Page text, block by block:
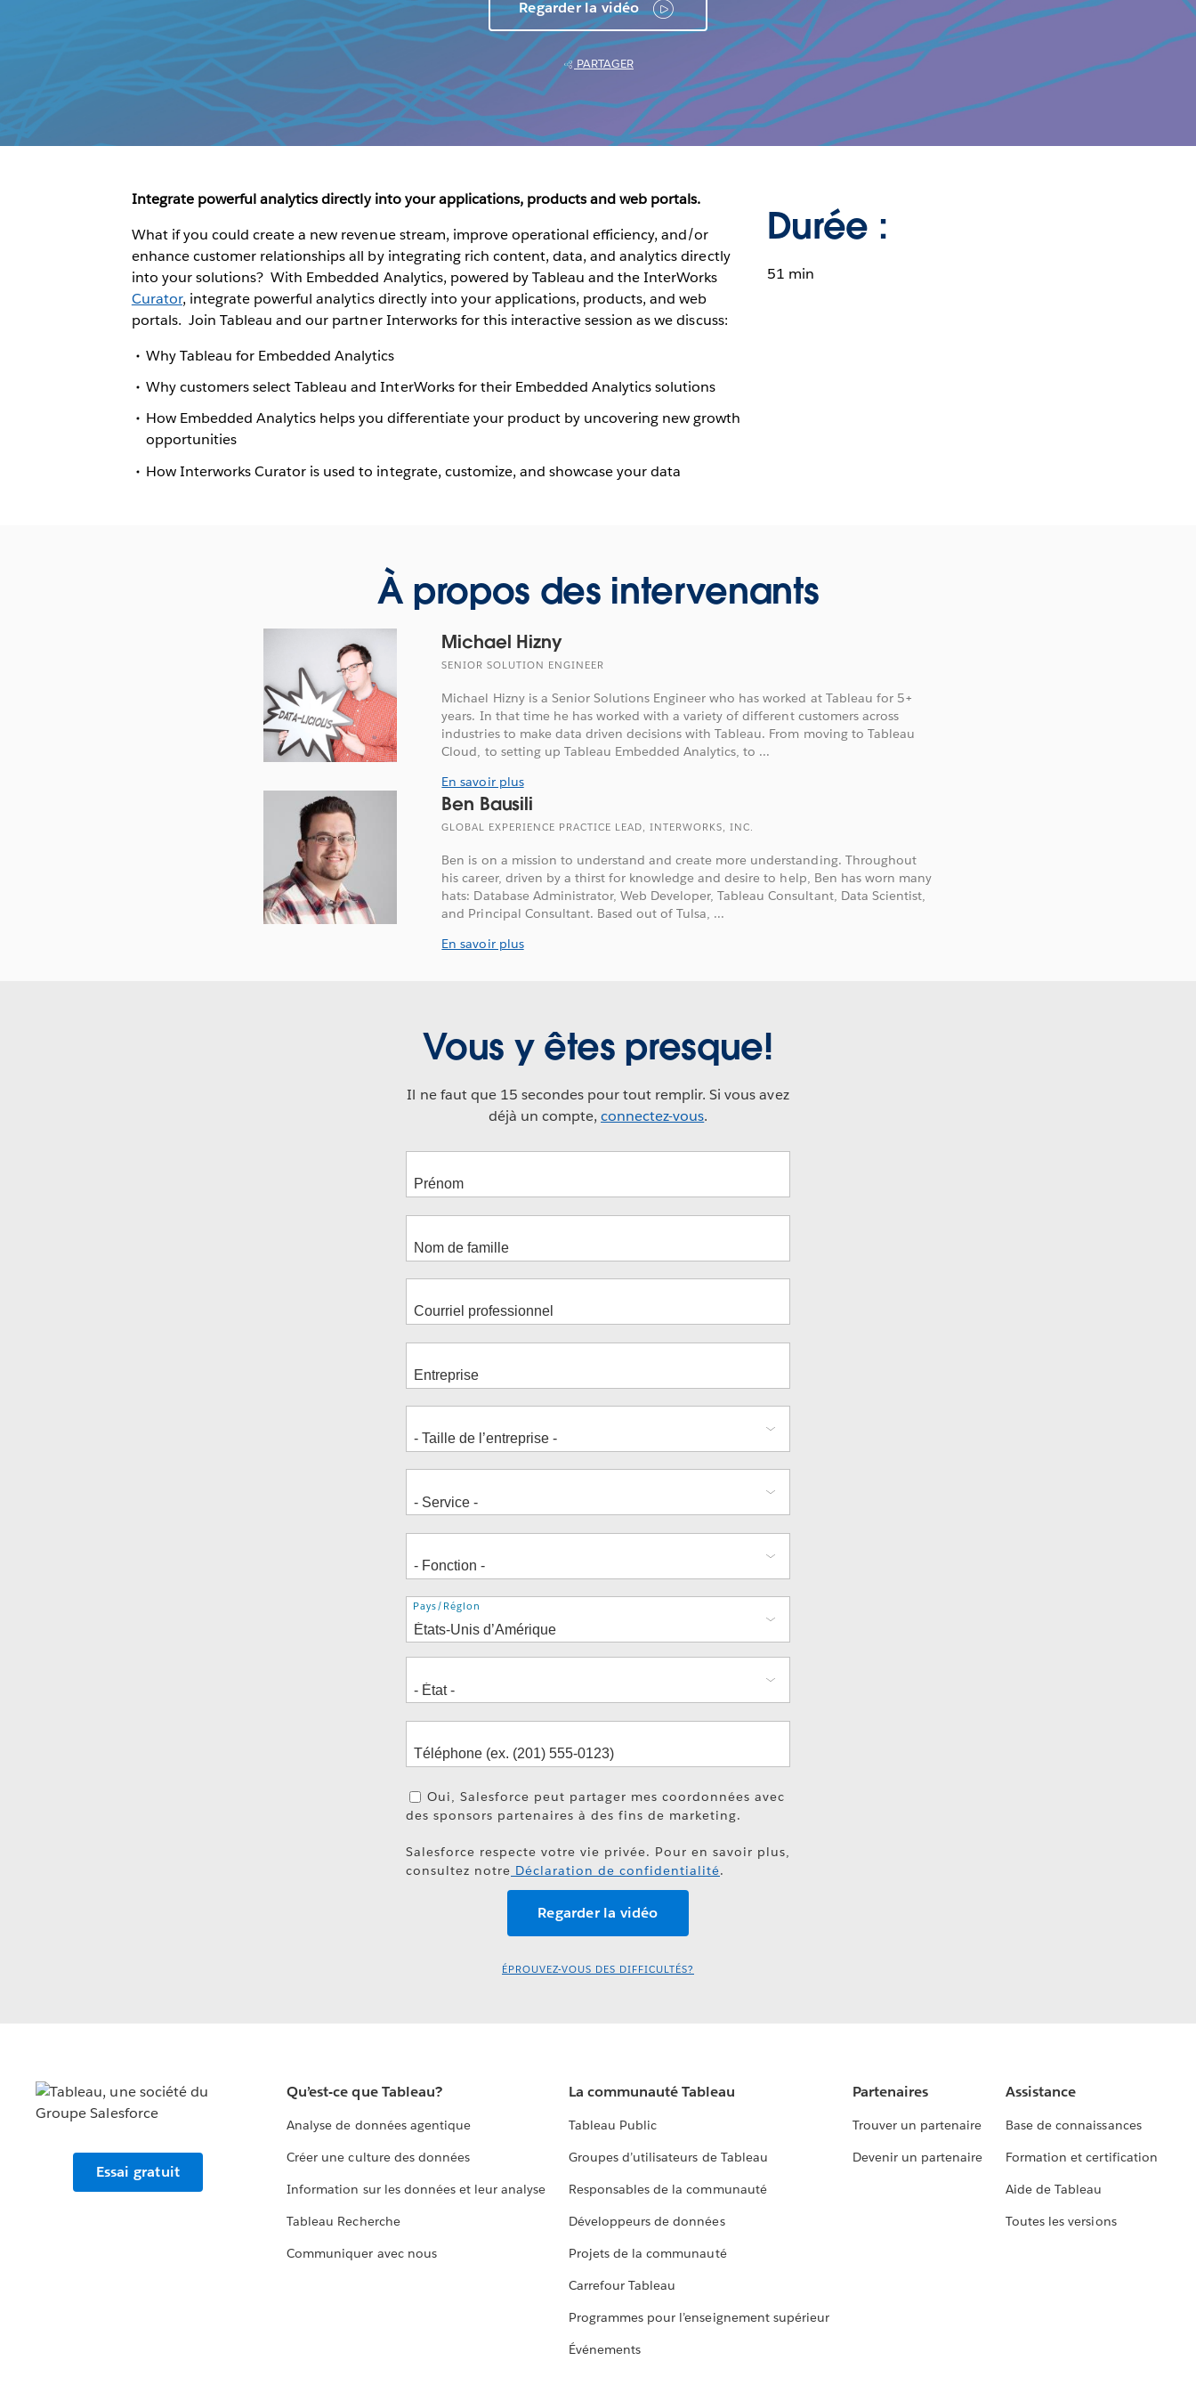
Regarder la vidéo
PARTAGER
Integrate powerful analytics directly into your applications, products and web portals.
What if you could create a new revenue stream, improve operational efficiency, and/or
enhance customer relationships all by integrating rich content, data, and analytics directly
into your solutions? With Embedded Analytics, powered by Tableau and the InterWorks
Curator, integrate powerful analytics directly into your applications, products, and web
portals. Join Tableau and our partner Interworks for this interactive session as we discuss:
Why Tableau for Embedded Analytics
Why customers select Tableau and InterWorks for their Embedded Analytics solutions
How Embedded Analytics helps you differentiate your product by uncovering new growth
opportunities
How Interworks Curator is used to integrate, customize, and showcase your data
Durée :
51 min
À propos des intervenants
Michael Hizny
SENIOR SOLUTION ENGINEER
Michael Hizny is a Senior Solutions Engineer who has worked at Tableau for 5+
years. In that time he has worked with a variety of different customers across
industries to make data driven decisions with Tableau. From moving to Tableau
Cloud, to setting up Tableau Embedded Analytics, to ...
En savoir plus
Ben Bausili
GLOBAL EXPERIENCE PRACTICE LEAD, INTERWORKS, INC.
Ben is on a mission to understand and create more understanding. Throughout
his career, driven by a thirst for knowledge and desire to help, Ben has worn many
hats: Database Administrator, Web Developer, Tableau Consultant, Data Scientist,
and Principal Consultant. Based out of Tulsa, ...
En savoir plus
Vous y êtes presque!
Il ne faut que 15 secondes pour tout remplir. Si vous avez
déjà un compte, connectez-vous.
Adresse
Pays/Région
Oui, Salesforce peut partager mes coordonnées avec
des sponsors partenaires à des fins de marketing.
Salesforce respecte votre vie privée. Pour en savoir plus,
consultez notre Déclaration de confidentialité.
ÉPROUVEZ-VOUS DES DIFFICULTÉS?
Essai gratuit
Qu’est-ce que Tableau?
Analyse de données agentique
Créer une culture des données
Information sur les données et leur analyse
Tableau Recherche
Communiquer avec nous
La communauté Tableau
Tableau Public
Groupes d’utilisateurs de Tableau
Responsables de la communauté
Développeurs de données
Projets de la communauté
Carrefour Tableau
Programmes pour l’enseignement supérieur
Événements
Partenaires
Trouver un partenaire
Devenir un partenaire
Assistance
Base de connaissances
Formation et certification
Aide de Tableau
Toutes les versions